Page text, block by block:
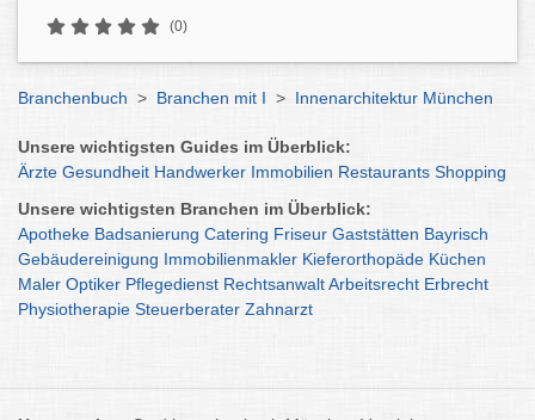
(0)
Branchenbuch > Branchen mit I > Innenarchitektur München
Unsere wichtigsten Guides im Überblick:
Ärzte Gesundheit Handwerker Immobilien Restaurants Shopping
Unsere wichtigsten Branchen im Überblick:
Apotheke Badsanierung Catering Friseur Gaststätten Bayrisch
Gebäudereinigung Immobilienmakler Kieferorthopäde Küchen
Maler Optiker Pflegedienst RechtsanwaltArbeitsrecht Erbrecht
Physiotherapie Steuerberater Zahnarzt